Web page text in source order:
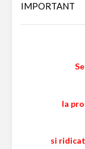
IMPORTANT
la
si